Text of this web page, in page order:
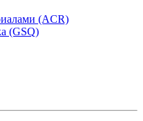
(ACR)
(GSQ)